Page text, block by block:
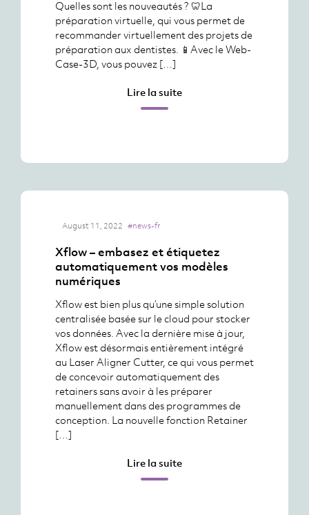
Quelles sont les nouveautés ? 🦷La
préparation virtuelle, qui vous permet de
recommander virtuellement des projets de
préparation aux dentistes. 📱Avec le Web-
Case-3D, vous pouvez […]
Lire la suite
August 11, 2022 #news-fr
Xflow – embasez et étiquetez
automatiquement vos modèles
numériques
Xflow est bien plus qu’une simple solution
centralisée basée sur le cloud pour stocker
vos données. Avec la dernière mise à jour,
Xflow est désormais entièrement intégré
au Laser Aligner Cutter, ce qui vous permet
de concevoir automatiquement des
retainers sans avoir à les préparer
manuellement dans des programmes de
conception. La nouvelle fonction Retainer
[…]
Lire la suite